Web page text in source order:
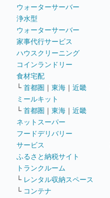
ウォーターサーバー
浄水型
ウォーターサーバー
家事代行サービス
ハウスクリーニング
コインランドリー
食材宅配
└ 首都圏 ｜ 東海 ｜ 近畿
ミールキット
└ 首都圏 ｜ 東海 ｜ 近畿
ネットスーパー
フードデリバリー
サービス
ふるさと納税サイト
トランクルーム
└ レンタル収納スペース
└ コンテナ